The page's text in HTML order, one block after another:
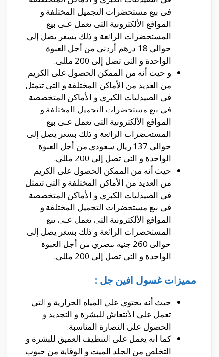
فى بيع مستحضرات التجميل المختلفة و
المواقع الألكترونية التى تعمل على بيع
المستحضرات الرائعة و ذلك بسعر يصل إلى
حوالى 18 درهم أردنى من أجل العبوة
الواحدة و التى تصل إلى 200 مللى.
و حيث أنه من الممكن الحصول على الكريم
من العديد من الأماكن المختلفة و التى تتمثل
فى الصيدليات الكبرى و الأماكن المتخصصة
فى بيع مستحضرات التجميل المختلفة و
المواقع الألكترونية التى تعمل على بيع
المستحضرات الرائعة و ذلك بسعر يصل إلى
حوالى 137 ريال سعودى من أجل العبوة
الواحدة و التى تصل إلى 200 مللى.
حيث أنه من الممكن الحصول على الكريم
من العديد من الأماكن المختلفة و التى تتمثل
فى الصيدليات الكبرى و الأماكن المتخصصة
فى بيع مستحضرات التجميل المختلفة و
المواقع الألكترونية التى تعمل على بيع
المستحضرات الرائعة و ذلك بسعر يصل إلى
حوالى 260 جنيه مصري من أجل العبوة
الواحدة و التى تصل إلى 200 مللى.
مميزات غسول افين جل :
حيث أنه يحتوى على المياه الحرارية و التى
تعمل على الأنتعاش للبشرة و التجديد و
الحصول على النضارة المناسبة.
كما أنه يعمل على التنظيف العميق للبشرة و
التخلص من الجلد الميت و الوقاية من حبوب